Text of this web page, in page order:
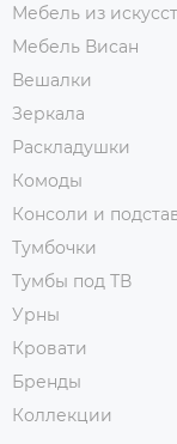
Мебель из
Мебель Висан
Вешалки
Зеркала
Раскладушки
Комоды
Консоли и
Тумбочки
Тумбы под ТВ
Урны
Кровати
Бренды
Коллекции